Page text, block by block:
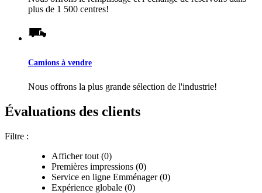
plus de 1 500 centres!
Camions à vendre
Nous offrons la plus grande sélection de l'industrie!
Évaluations des clients
Filtre :
Afficher tout (0)
Premières impressions (0)
Service en ligne Emménager (0)
Expérience globale (0)